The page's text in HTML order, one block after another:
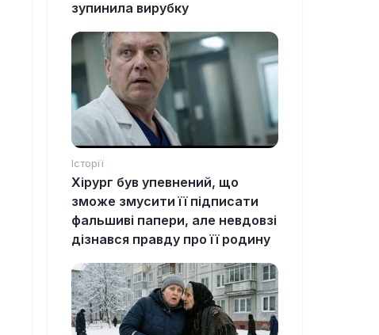
зупинила вирубку
Історії
Хірург був упевнений, що
зможе змусити її підписати
фальшиві папери, але невдовзі
дізнався правду про її родину